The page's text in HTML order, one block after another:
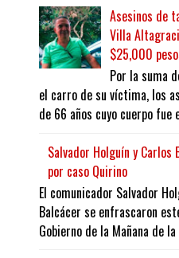
Asesinos de
Villa
$25,000
Por la suma
el carro de su víctima, los
de 66 años cuyo cuerpo fue
Salvador Holguín y Carlos
por caso Quirino
El comunicador Salvador
Balcácer se enfrascaron
Gobierno de la Mañana de la